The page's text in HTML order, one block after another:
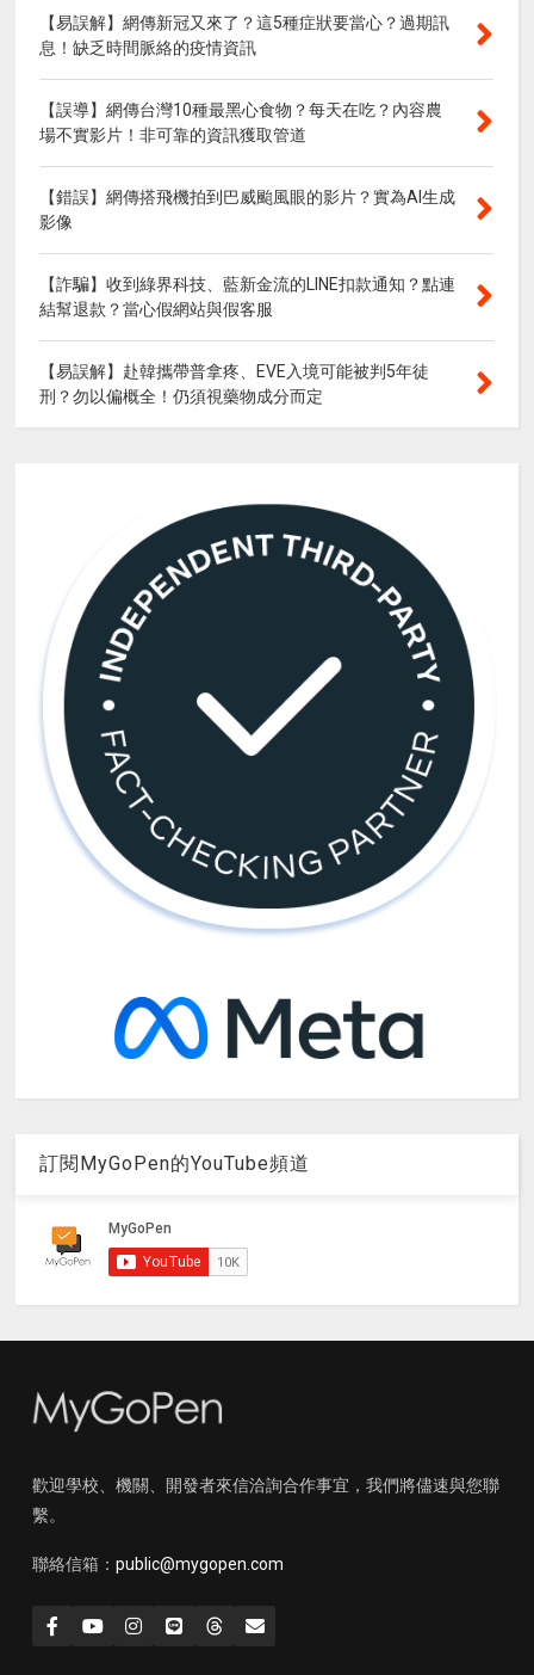
【易誤解】網傳新冠又來了？這5種症狀要當心？過期訊
息！缺乏時間脈絡的疫情資訊
【誤導】網傳台灣10種最黑心食物？每天在吃？內容農
場不實影片！非可靠的資訊獲取管道
【錯誤】網傳搭飛機拍到巴威颱風眼的影片？實為AI生成
影像
【詐騙】收到綠界科技、藍新金流的LINE扣款通知？點連
結幫退款？當心假網站與假客服
【易誤解】赴韓攜帶普拿疼、EVE入境可能被判5年徒
刑？勿以偏概全！仍須視藥物成分而定
訂閱MyGoPen的YouTube頻道
歡迎學校、機關、開發者來信洽詢合作事宜，我們將儘速與您聯
繫。
聯絡信箱： public@mygopen.com